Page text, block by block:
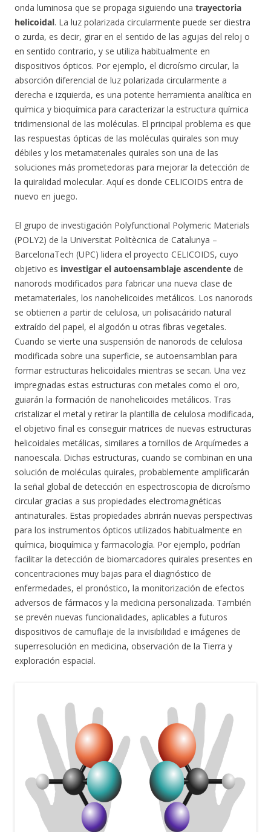
onda luminosa que se propaga siguiendo una trayectoria
helicoidal. La luz polarizada circularmente puede ser diestra
o zurda, es decir, girar en el sentido de las agujas del reloj o
en sentido contrario, y se utiliza habitualmente en
dispositivos ópticos. Por ejemplo, el dicroísmo circular, la
absorción diferencial de luz polarizada circularmente a
derecha e izquierda, es una potente herramienta analítica en
química y bioquímica para caracterizar la estructura química
tridimensional de las moléculas. El principal problema es que
las respuestas ópticas de las moléculas quirales son muy
débiles y los metamateriales quirales son una de las
soluciones más prometedoras para mejorar la detección de
la quiralidad molecular. Aquí es donde CELICOIDS entra de
nuevo en juego.
El grupo de investigación Polyfunctional Polymeric Materials
(POLY2) de la Universitat Politècnica de Catalunya –
BarcelonaTech (UPC) lidera el proyecto CELICOIDS, cuyo
objetivo es investigar el autoensamblaje ascendente de
nanorods modificados para fabricar una nueva clase de
metamateriales, los nanohelicoides metálicos. Los nanorods
se obtienen a partir de celulosa, un polisacárido natural
extraído del papel, el algodón u otras fibras vegetales.
Cuando se vierte una suspensión de nanorods de celulosa
modificada sobre una superficie, se autoensamblan para
formar estructuras helicoidales mientras se secan. Una vez
impregnadas estas estructuras con metales como el oro,
guiarán la formación de nanohelicoides metálicos. Tras
cristalizar el metal y retirar la plantilla de celulosa modificada,
el objetivo final es conseguir matrices de nuevas estructuras
helicoidales metálicas, similares a tornillos de Arquímedes a
nanoescala. Dichas estructuras, cuando se combinan en una
solución de moléculas quirales, probablemente amplificarán
la señal global de detección en espectroscopia de dicroísmo
circular gracias a sus propiedades electromagnéticas
antinaturales. Estas propiedades abrirán nuevas perspectivas
para los instrumentos ópticos utilizados habitualmente en
química, bioquímica y farmacología. Por ejemplo, podrían
facilitar la detección de biomarcadores quirales presentes en
concentraciones muy bajas para el diagnóstico de
enfermedades, el pronóstico, la monitorización de efectos
adversos de fármacos y la medicina personalizada. También
se prevén nuevas funcionalidades, aplicables a futuros
dispositivos de camuflaje de la invisibilidad e imágenes de
superresolución en medicina, observación de la Tierra y
exploración espacial.